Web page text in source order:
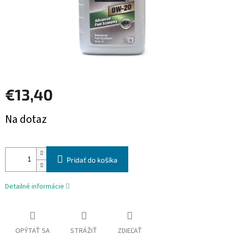
€13,40
cena:
Na dotaz
Pridať do košíka
Detailné informácie
OPÝTAŤ SA STRÁŽIŤ ZDIEĽAŤ